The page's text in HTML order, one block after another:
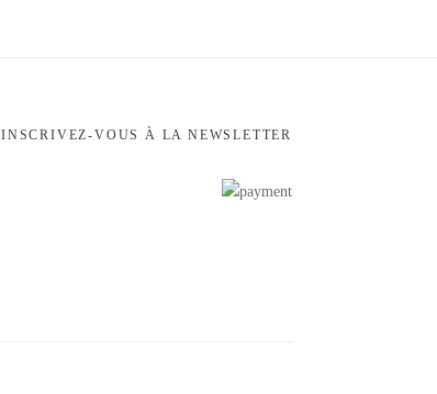
INSCRIVEZ-VOUS À LA NEWSLETTER